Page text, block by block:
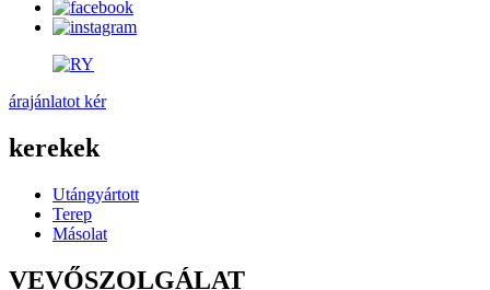
árajánlatot kér
kerekek
Utángyártott
Terep
Másolat
VEVŐSZOLGÁLAT